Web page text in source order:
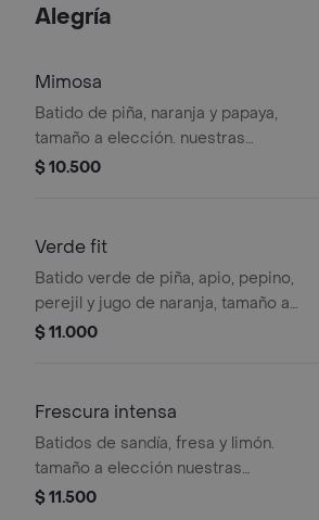
Alegría
Mimosa
Batido de piña, naranja y papaya,
tamaño a elección. nuestras
preparaciones se encuentran
ingredientes
$ 10.500
Verde fit
Batido verde de piña, apio, pepino,
perejil y jugo de naranja, tamaño a
elección. nuestras preparaciones se
realizar modificaciones en los
$ 11.000
Frescura intensa
Batidos de sandía, fresa y limón.
tamaño a elección nuestras
preparaciones se encuentran
$ 11.500